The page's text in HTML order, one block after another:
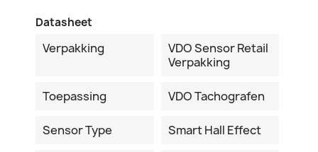
Datasheet
Verpakking
VDO Sensor Retail
Verpakking
Toepassing VDO Tachografen
Sensor Type Smart Hall Effect